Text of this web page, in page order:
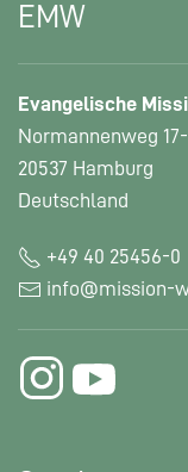
EMW
Evangelische
Normannenweg 17-
20537 Hamburg
Deutschland
+49 40 25456-0
info@mission-